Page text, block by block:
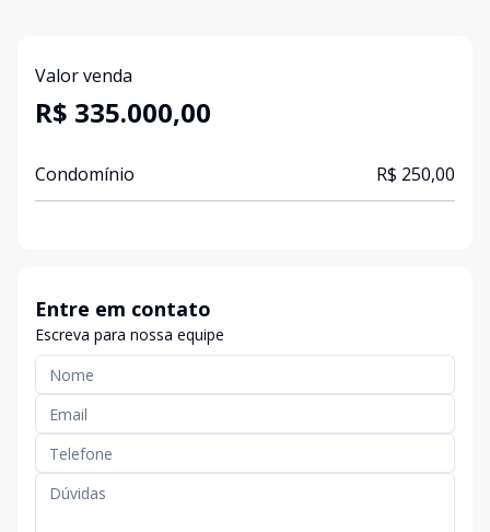
Valor venda
R$ 335.000,00
Condomínio R$ 250,00
Entre em contato
Escreva para nossa equipe